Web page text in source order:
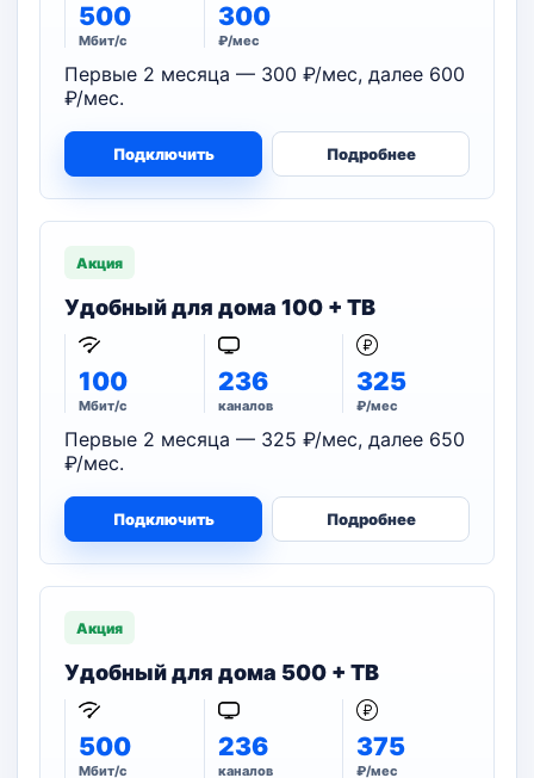
500
Мбит/с
300
₽/мес
Первые 2 месяца — 300 ₽/мес, далее 600
₽/мес.
Подключить Подробнее
Акция
Удобный для дома 100 + ТВ
100
Мбит/с
236
каналов
325
₽/мес
Первые 2 месяца — 325 ₽/мес, далее 650
₽/мес.
Подключить Подробнее
Акция
Удобный для дома 500 + ТВ
500
Мбит/с
236
каналов
375
₽/мес